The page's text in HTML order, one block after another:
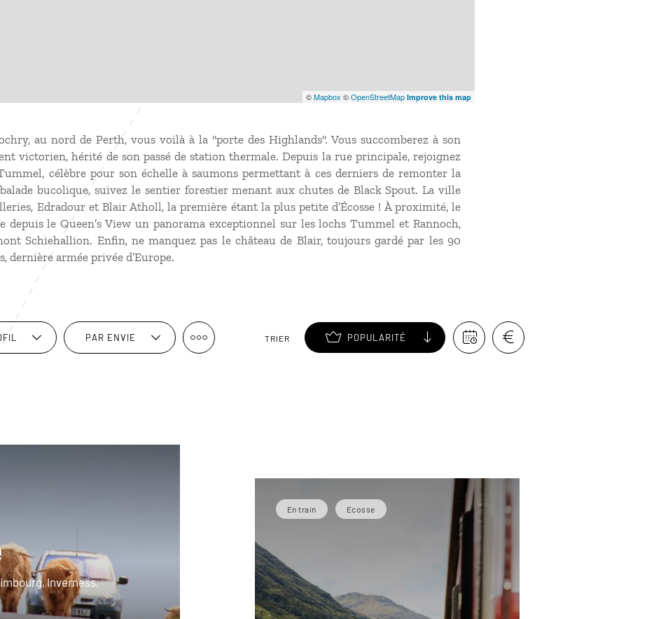
©Mapbox ©OpenStreetMap Improve this map
au nord de Perth, vous voilà à la "porte des Highlands". Vous succomberez à son
victorien, hérité de son passé de station thermale. Depuis la rue principale, rejoignez
célèbre pour son échelle à saumons permettant à ces derniers de remonter la
bucolique, suivez le sentier forestier menant aux chutes de Black Spout. La ville
Edradour et Blair Atholl, la première étant la plus petite d’Écosse ! À proximité, le
depuis le Queen’s View un panorama exceptionnel sur les lochs Tummel et Rannoch,
Schiehallion. Enfin, ne manquez pas le château de Blair, toujours gardé par les 90
dernière armée privée d’Europe.
PAR ENVIE TRIER POPULARITÉ
Inverness,
En train Ecosse